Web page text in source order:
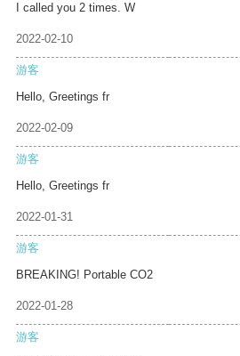
I called you 2 times. W
2022-02-10
游客
Hello, Greetings fr
2022-02-09
游客
Hello, Greetings fr
2022-01-31
游客
BREAKING! Portable CO2
2022-01-28
游客